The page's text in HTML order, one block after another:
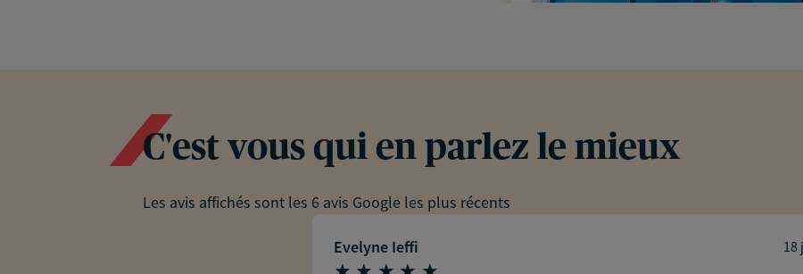
C'est vous qui en parlez le mieux
Les avis affichés sont les 6 avis Google les plus récents
Evelyne Ieffi 18